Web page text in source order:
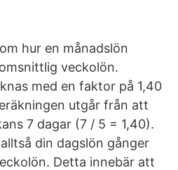
hur en månadslön
veckolön.
med en faktor på 1,40
utgår från att
7 dagar (7 / 5 = 1,40).
din dagslön gånger
Detta innebär att